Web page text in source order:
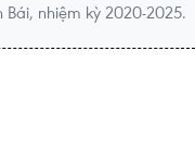
Bái, nhiệm kỳ 2020-2025.